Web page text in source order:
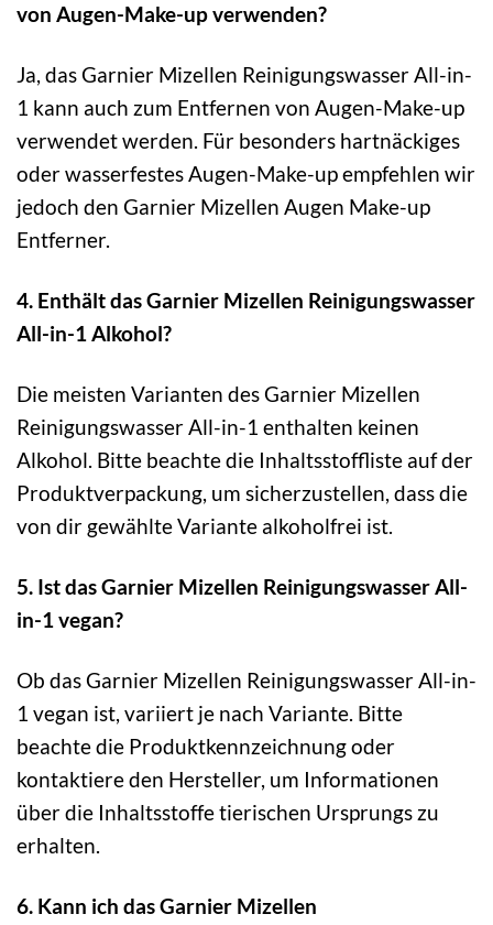
von Augen-Make-up verwenden?
Ja, das Garnier Mizellen Reinigungswasser All-in-
1 kann auch zum Entfernen von Augen-Make-up
verwendet werden. Für besonders hartnäckiges
oder wasserfestes Augen-Make-up empfehlen wir
jedoch den Garnier Mizellen Augen Make-up
Entferner.
4. Enthält das Garnier Mizellen Reinigungswasser
All-in-1 Alkohol?
Die meisten Varianten des Garnier Mizellen
Reinigungswasser All-in-1 enthalten keinen
Alkohol. Bitte beachte die Inhaltsstoffliste auf der
Produktverpackung, um sicherzustellen, dass die
von dir gewählte Variante alkoholfrei ist.
5. Ist das Garnier Mizellen Reinigungswasser All-
in-1 vegan?
Ob das Garnier Mizellen Reinigungswasser All-in-
1 vegan ist, variiert je nach Variante. Bitte
beachte die Produktkennzeichnung oder
kontaktiere den Hersteller, um Informationen
über die Inhaltsstoffe tierischen Ursprungs zu
erhalten.
6. Kann ich das Garnier Mizellen